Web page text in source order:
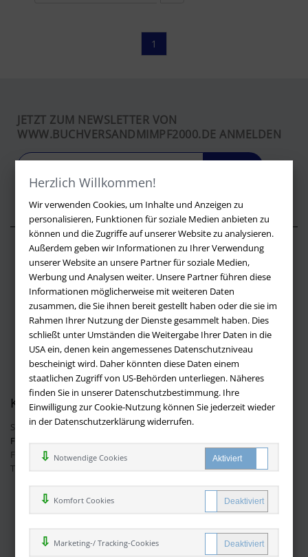
Herzlich Willkommen!
Wir verwenden Cookies, um Inhalte und Anzeigen zu
personalisieren, Funktionen für soziale Medien anbieten zu
können und die Zugriffe auf unserer Website zu analysieren.
Außerdem geben wir Informationen zu Ihrer Verwendung
unserer Website an unsere Partner für soziale Medien,
Werbung und Analysen weiter. Unsere Partner führen diese
Informationen möglicherweise mit weiteren Daten
zusammen, die Sie ihnen bereit gestellt haben oder die sie im
Rahmen Ihrer Nutzung der Dienste gesammelt haben. Dies
schließt unter Umständen die Weitergabe Ihrer Daten in die
USA ein, denen kein angemessenes Datenschutzniveau
bescheinigt wird. Daher könnten diese Daten einem
staatlichen Zugriff von US-Behörden unterliegen. Näheres
finden Sie in unserer Datenschutzbestimmung. Ihre
Einwilligung zur Cookie-Nutzung können Sie jederzeit wieder
in der Datenschutzerklärung widerrufen.
Notwendige Cookies
Komfort Cookies
Marketing-/ Tracking-Cookies
1
JETZT ZUM NEWSLETTER VON
WWW.BUCHVERSANDMIMPF2000.DE ANMELDEN
Über buchversandmimpf2000.de
Impressum
Versandbedingungen
Widerruf
Batteriehinweis
AGB
Datenschutz
Kontakt
Sie haben Fragen?Hier finden Sie Antworten auf häufig gestellte
Fragen.
Fragen per E-Mail:info@buchversandmimpf2000.de
Telefon: +49 (0)9209 20 23 188
Ihre Vorteile bei uns
Kostenloser Versand innerhalb Deutschlands
Sicherer Online Shop und Zahlung mit SSL-Verschlüsselung
Viele Zahlungsmethoden wie PayPal oder per Vorkasse